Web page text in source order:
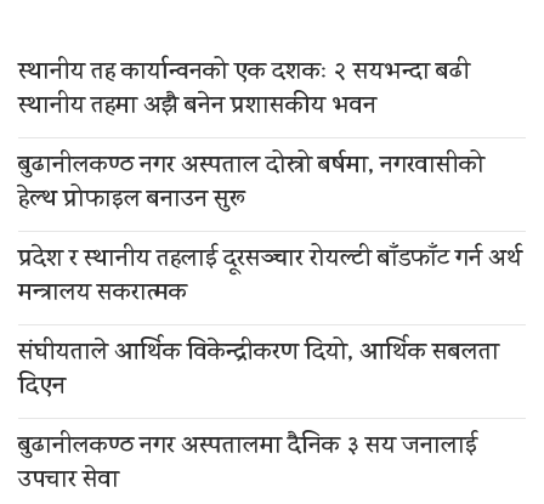
स्थानीय तह कार्यान्वनको एक दशकः २ सयभन्दा बढी
स्थानीय तहमा अझै बनेन प्रशासकीय भवन
बुढानीलकण्ठ नगर अस्पताल दोस्रो बर्षमा, नगरवासीको
हेल्थ प्रोफाइल बनाउन सुरू
प्रदेश र स्थानीय तहलाई दूरसञ्चार रोयल्टी बाँडफाँट गर्न अर्थ
मन्त्रालय सकरात्मक
संघीयताले आर्थिक विकेन्द्रीकरण दियो, आर्थिक सबलता
दिएन
बुढानीलकण्ठ नगर अस्पतालमा दैनिक ३ सय जनालाई
उपचार सेवा